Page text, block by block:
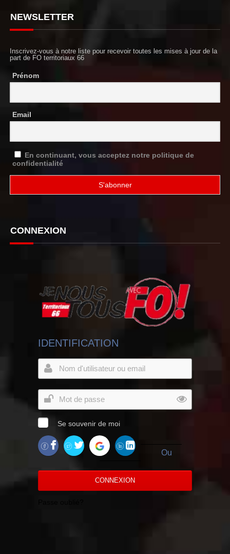
NEWSLETTER
Inscrivez-vous à notre liste pour recevoir toutes les mises à jour de la
part de FO territoriaux 66
Prénom
Email
En continuant, vous acceptez notre politique de
confidentialité
CONNEXION
IDENTIFICATION
Se souvenir de moi
Ou
CONNEXION